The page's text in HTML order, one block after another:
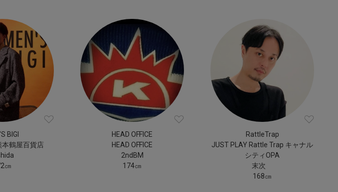
BIGI
本鶴屋百貨店
㎝
HEAD OFFICE
HEAD OFFICE
2ndBM
174㎝
RattleTrap
JUST PLAY Rattle Trap キャナル
シティOPA
末次
168㎝